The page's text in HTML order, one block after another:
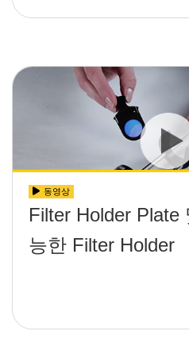
동영상
Filter Holder Plate
능한 Filter Holder